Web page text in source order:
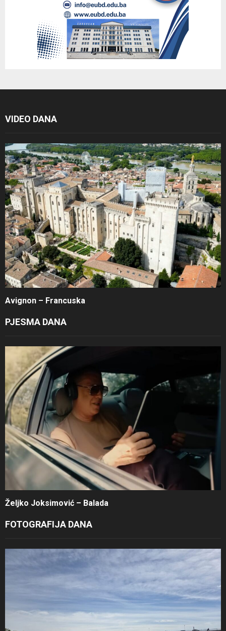
VIDEO DANA
Avignon – Francuska
PJESMA DANA
Željko Joksimović – Balada
FOTOGRAFIJA DANA